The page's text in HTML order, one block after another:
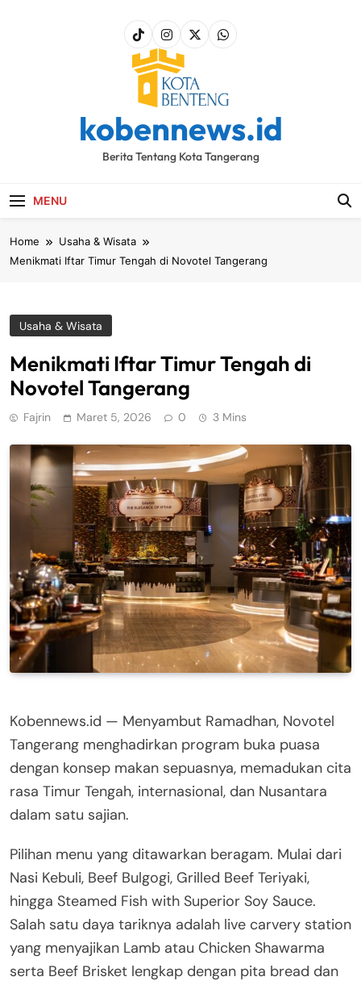
kobennews.id
Berita Tentang Kota Tangerang
MENU
Home
Usaha & Wisata
Menikmati Iftar Timur Tengah di Novotel Tangerang
Usaha & Wisata
Menikmati Iftar Timur Tengah di
Novotel Tangerang
Fajrin Maret 5, 2026 0 3 Mins
Kobennews.id — Menyambut Ramadhan, Novotel
Tangerang menghadirkan program buka puasa
dengan konsep makan sepuasnya, memadukan cita
rasa Timur Tengah, internasional, dan Nusantara
dalam satu sajian.
Pilihan menu yang ditawarkan beragam. Mulai dari
Nasi Kebuli, Beef Bulgogi, Grilled Beef Teriyaki,
hingga Steamed Fish with Superior Soy Sauce.
Salah satu daya tariknya adalah live carvery station
yang menyajikan Lamb atau Chicken Shawarma
serta Beef Brisket lengkap dengan pita bread dan